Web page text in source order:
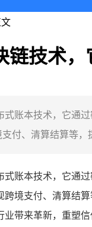
链技术
式账本技术，它通
付、清算结算等
式账本技术，它通
境支付、清算结
带来革新，重塑信